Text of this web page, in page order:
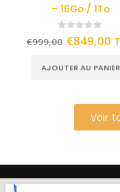
– 16Go / 1To
out of 5
€999,00 €849,00
AJOUTER AU PANIER
Voir